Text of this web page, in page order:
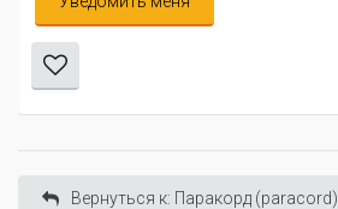
Вернуться к: Паракорд (paracord)